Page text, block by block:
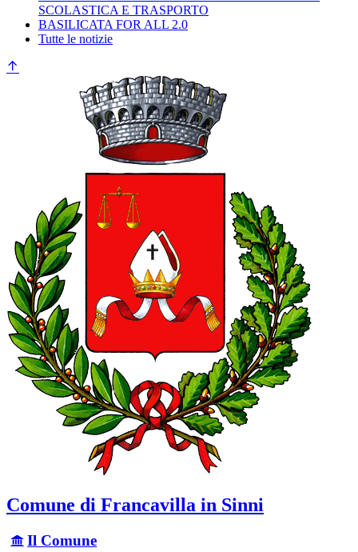
SCOLASTICA E TRASPORTO
BASILICATA FOR ALL 2.0
Tutte le notizie
Comune di Francavilla in Sinni
Il Comune